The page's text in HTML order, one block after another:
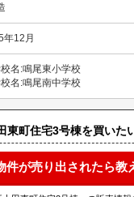
年12月
名:鳴尾東小学校
名:鳴尾南中学校
東町住宅3号棟を買いた
件が売り出されたら教